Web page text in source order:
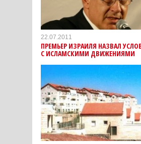
22.07.2011
ПРЕМЬЕР ИЗРАИЛЯ НАЗВАЛ
С ИСЛАМСКИМИ ДВИЖЕНИЯМИ